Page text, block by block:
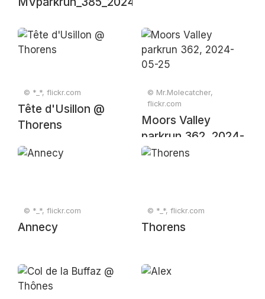
© *_*, flickr.com
Tête d'Usillon @
Thorens
© Mr.Molecatcher,
flickr.com
Moors Valley
parkrun 362, 2024-
05-25
© *_*, flickr.com
Annecy
© *_*, flickr.com
Thorens